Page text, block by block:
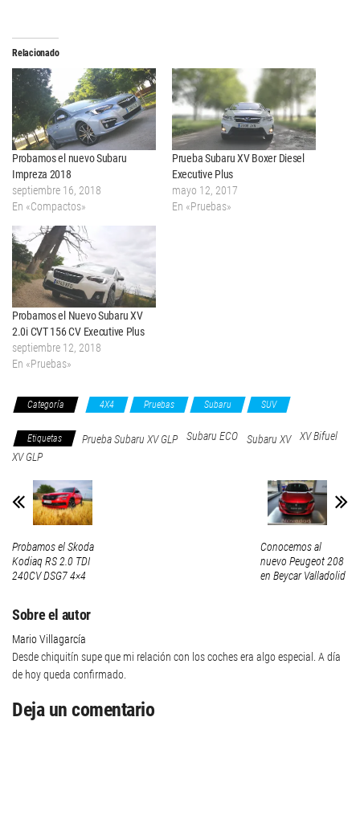
Relacionado
Probamos el nuevo Subaru
Impreza 2018
septiembre 16, 2018
En «Compactos»
Prueba Subaru XV Boxer Diesel
Executive Plus
mayo 12, 2017
En «Pruebas»
Probamos el Nuevo Subaru XV
2.0i CVT 156 CV Executive Plus
septiembre 12, 2018
En «Pruebas»
Categoría 4X4 Pruebas Subaru SUV
Etiquetas Prueba Subaru XV GLP Subaru ECO Subaru XV
XV Bifuel
XV GLP
Probamos el Skoda
Kodiaq RS 2.0 TDI
240CV DSG7 4×4
Conocemos al
nuevo Peugeot 208
en Beycar Valladolid
Sobre el autor
Mario Villagarcía
Desde chiquitín supe que mi relación con los coches era algo especial. A día
de hoy queda confirmado.
Deja un comentario